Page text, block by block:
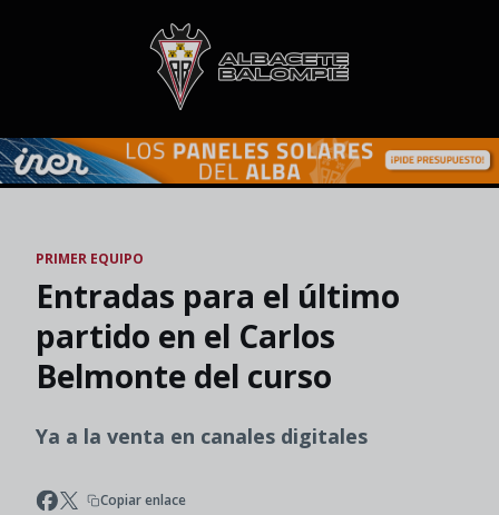
Skip to main content
PRIMER EQUIPO
Entradas para el último
partido en el Carlos
Belmonte del curso
Ya a la venta en canales digitales
Copiar enlace